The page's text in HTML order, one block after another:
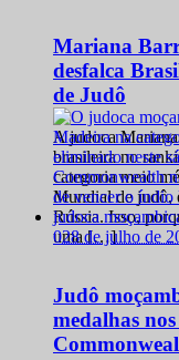
Mariana
desfalca
de Judô
A judoca
brasileira no
categoria meio
Mundial de judô,
Rússia. Isso,
uma […]
028 de julho de
Judô
medalhas